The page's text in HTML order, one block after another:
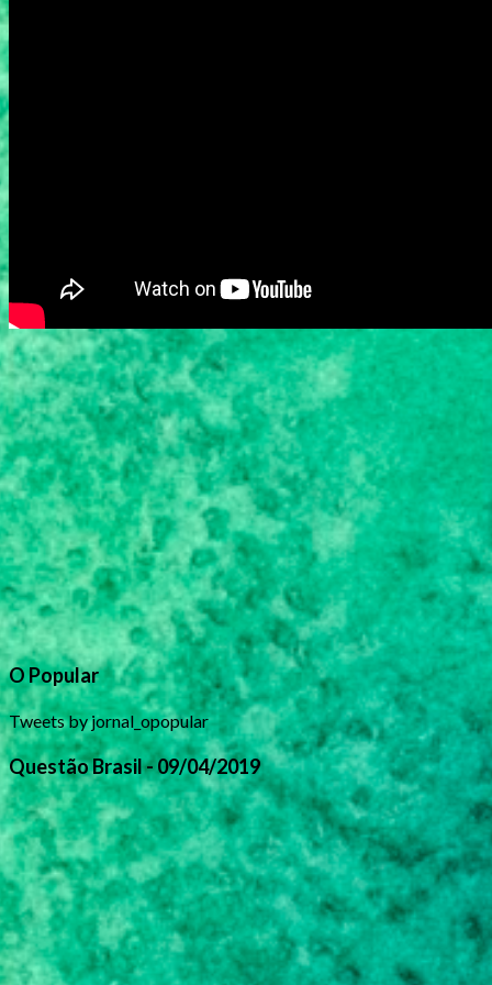
O Popular
Tweets by jornal_opopular
Questão Brasil - 09/04/2019